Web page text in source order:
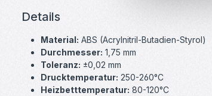
Details
Material: ABS (Acrylnitril-Butadien-Styrol)
Durchmesser: 1,75 mm
Toleranz: ±0,02 mm
Drucktemperatur: 250-260°C
Heizbetttemperatur: 80-120°C